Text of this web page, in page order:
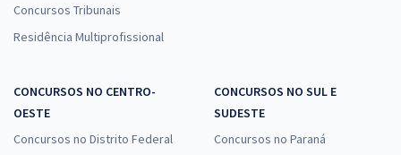
Concursos Tribunais
Residência Multiprofissional
CONCURSOS NO CENTRO-
OESTE
Concursos no Distrito Federal
CONCURSOS NO SUL E
SUDESTE
Concursos no Paraná